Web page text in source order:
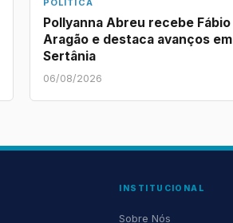
POLÍTICA
Pollyanna Abreu recebe Fábio
Aragão e destaca avanços em
Sertânia
06/08/2026
INSTITUCIONAL
Sobre Nós